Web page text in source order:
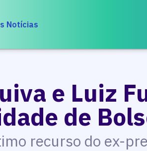
Notícias
e Luiz
de
recurso do ex-